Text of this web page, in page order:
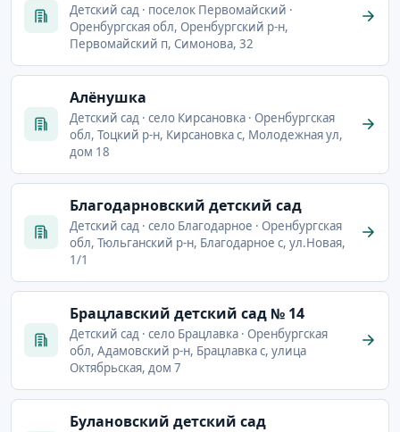
Детский сад · поселок Первомайский ·
Оренбургская обл, Оренбургский р-н,
Первомайский п, Симонова, 32
Алёнушка
Детский сад · село Кирсановка · Оренбургская
обл, Тоцкий р-н, Кирсановка с, Молодежная ул,
дом 18
Благодарновский детский сад
Детский сад · село Благодарное · Оренбургская
обл, Тюльганский р-н, Благодарное с, ул.Новая,
1/1
Брацлавский детский сад № 14
Детский сад · село Брацлавка · Оренбургская
обл, Адамовский р-н, Брацлавка с, улица
Октябрьская, дом 7
Булановский детский сад